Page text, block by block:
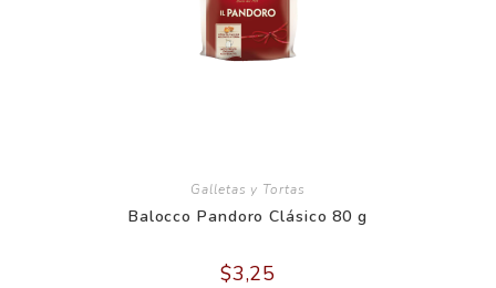
Galletas y Tortas
Balocco Pandoro Clásico 80 g
$3,25